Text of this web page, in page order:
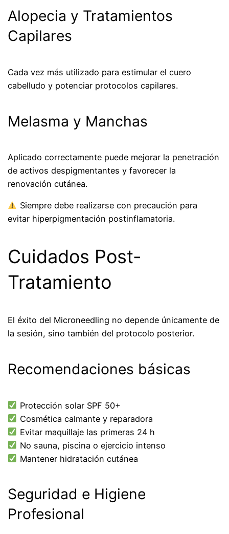
Alopecia y Tratamientos
Capilares
Cada vez más utilizado para estimular el cuero
cabelludo y potenciar protocolos capilares.
Melasma y Manchas
Aplicado correctamente puede mejorar la penetración
de activos despigmentantes y favorecer la
renovación cutánea.
Siempre debe realizarse con precaución para
evitar hiperpigmentación postinflamatoria.
Cuidados Post-
Tratamiento
El éxito del Microneedling no depende únicamente de
la sesión, sino también del protocolo posterior.
Recomendaciones básicas
Protección solar SPF 50+
Cosmética calmante y reparadora
Evitar maquillaje las primeras 24 h
No sauna, piscina o ejercicio intenso
Mantener hidratación cutánea
Seguridad e Higiene
Profesional